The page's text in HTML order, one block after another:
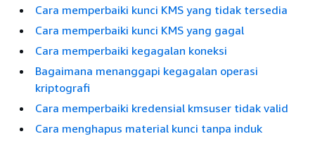
Cara memperbaiki kunci KMS yang tidak tersedia
Cara memperbaiki kunci KMS yang gagal
Cara memperbaiki kegagalan koneksi
Bagaimana menanggapi kegagalan operasi
kriptografi
Cara memperbaiki kredensial kmsuser tidak valid
Cara menghapus material kunci tanpa induk